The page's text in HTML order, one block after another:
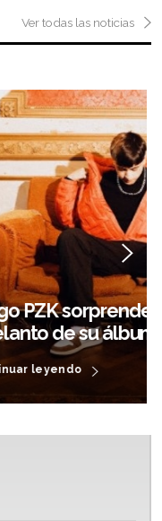
Ver todas las noticias
el segundo